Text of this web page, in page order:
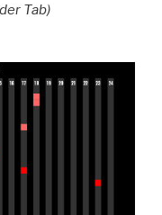
Tab)